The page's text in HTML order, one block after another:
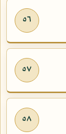
٥٦
٥٧
٥٨